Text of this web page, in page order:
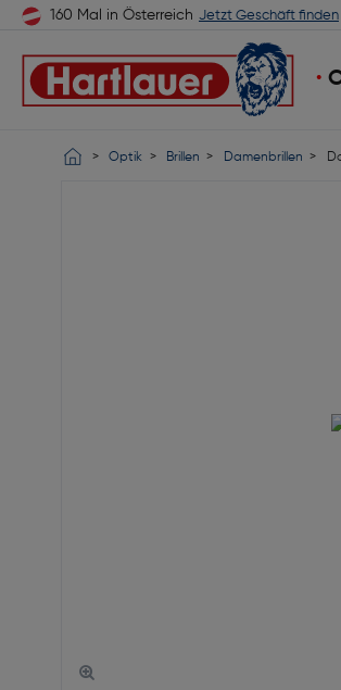
160 Mal in Österreich Jetzt Geschäft finden
Optik Brillen Damenbrillen